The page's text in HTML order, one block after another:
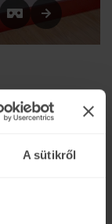
A sütikről
jó hallással
okozója a